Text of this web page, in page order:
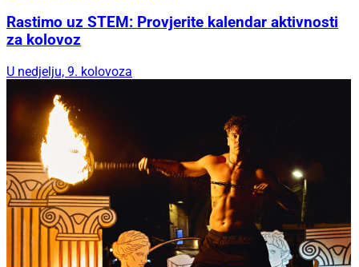
Rastimo uz STEM: Provjerite kalendar aktivnosti
za kolovoz
U nedjelju, 9. kolovoza